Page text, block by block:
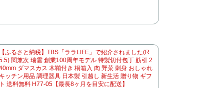
【ふるさと納税】TBS「ララLIFE」で紹介されました(R
関兼次 瑞雲 創業100周年モデル 特製切付包丁 筋引 2
ダマスカス 木鞘付き 桐箱入 肉 野菜 刺身 おしゃれ
キッチン用品 調理器具 日本製 引越し 新生活 贈り物 ギフ
ト 送料無料 H77-05【最長8ヶ月を目安に配送】